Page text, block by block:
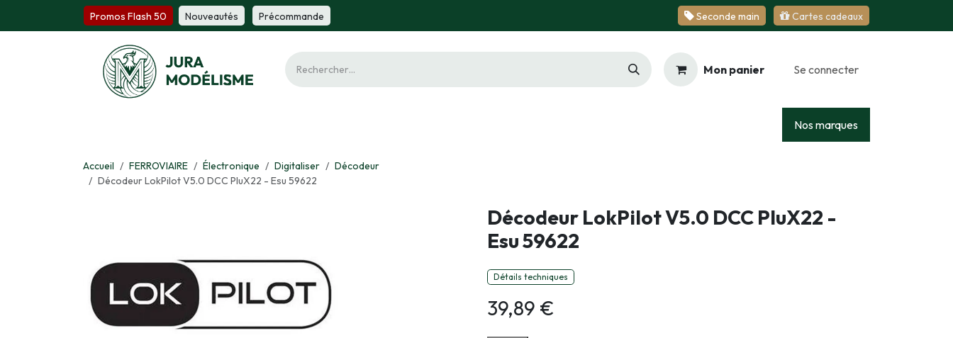
Se rendre au contenu
Promos Flash 50 Nou​​v​​ea​​utés Précomm​​a​​nde Se​​​​conde ​​​​m​​a​​in Cartes cadeaux
Mon panier Se connecter
Nos marques
Accueil FERROVIAIRE Électronique Digitaliser
Décodeur
Décodeur LokPilot V5.0 DCC PluX22 - Esu 59622
Décodeur LokPilot V5.0 DCC PluX22 -
Esu 59622
Détails techniques
39,89 €